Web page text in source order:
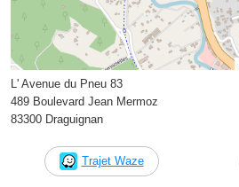
L' Avenue du Pneu 83
489 Boulevard Jean Mermoz
83300 Draguignan
Trajet Waze